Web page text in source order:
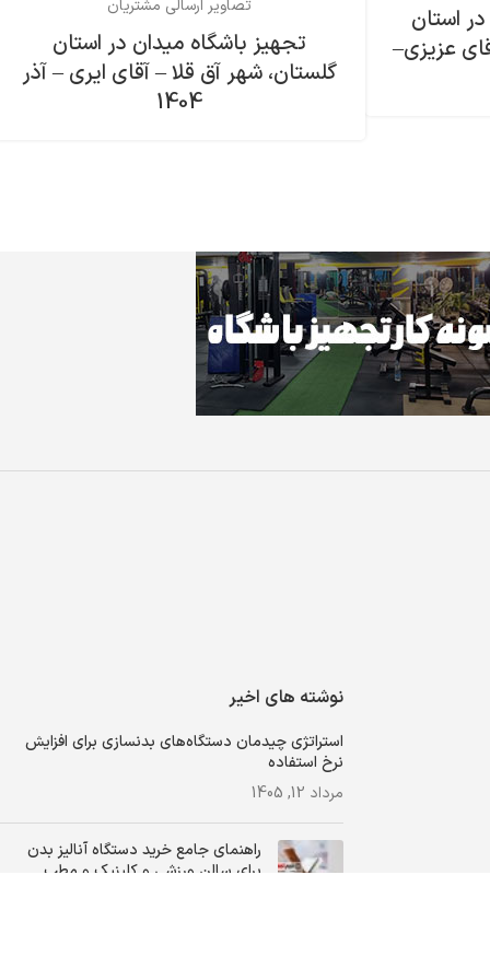
استان
عزیزی–
تصاویر ارسالی مشتریان
تجهیز باشگاه میدان در استان
گلستان، شهر آق قلا – آقای ایری – آذر
1404
نوشته های اخیر
استراتژی چیدمان دستگاه‌های بدنسازی برای افزایش
نرخ استفاده
مرداد 12, 1405
راهنمای جامع خرید دستگاه‌ آنالیز بدن
برای سالن ورزشی و کلینیک و مطب